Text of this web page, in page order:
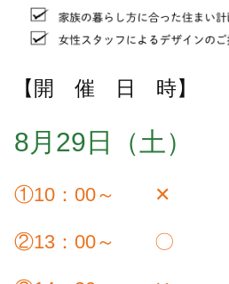
【開 催 日 時】
8月29日（土）
①10：00～ ✕
②13：00～ 〇